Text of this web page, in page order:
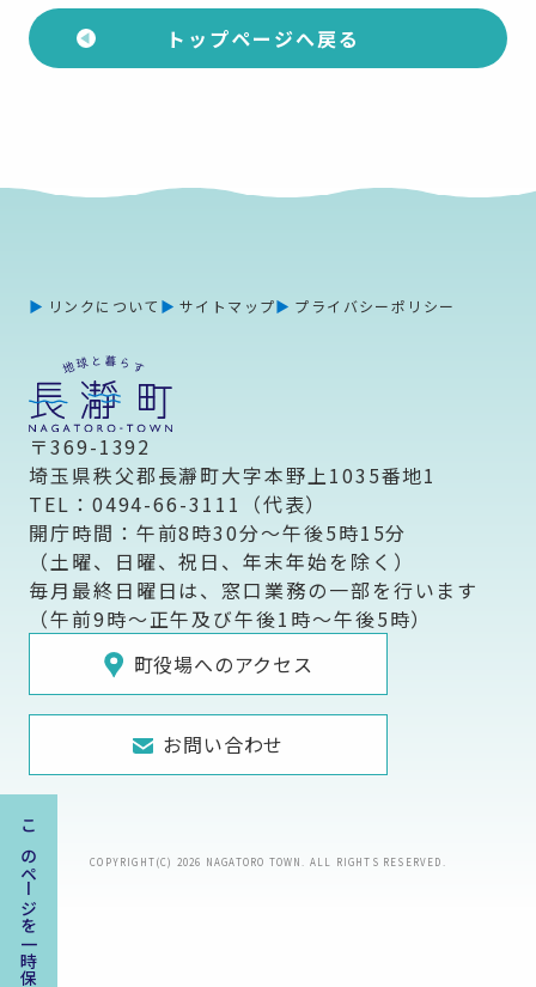
トップページへ戻る
このページを一時保存する
リンクについて サイトマップ プライバシーポリシー
〒369-1392
埼玉県秩父郡長瀞町大字本野上1035番地1
TEL：0494-66-3111（代表）
開庁時間：午前8時30分～午後5時15分
（土曜、日曜、祝日、年末年始を除く）
毎月最終日曜日は、窓口業務の一部を行います
（午前9時～正午及び午後1時～午後5時）
町役場へのアクセス
お問い合わせ
COPYRIGHT(C) 2026 NAGATORO TOWN. ALL RIGHTS RESERVED.